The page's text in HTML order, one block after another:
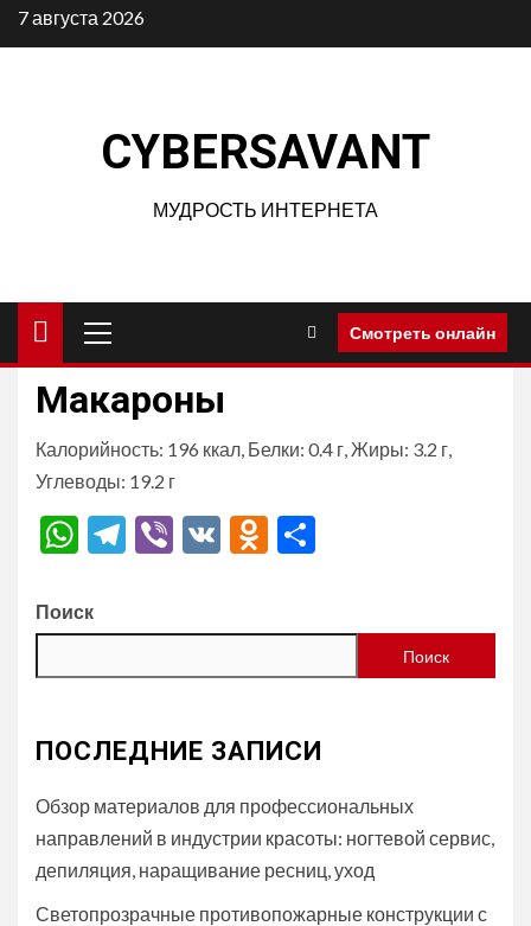
Перейти
к
7 августа 2026
CYBERSAVANT
МУДРОСТЬ ИНТЕРНЕТА
меню
Смотреть онлайн
Макароны
Калорийность: 196 ккал, Белки: 0.4 г, Жиры: 3.2 г,
Углеводы: 19.2 г
WhatsApp
Telegram
Viber
VK Odnoklassniki
Поиск
Поиск
ПОСЛЕДНИЕ ЗАПИСИ
Обзор материалов для профессиональных
направлений в индустрии красоты: ногтевой сервис,
депиляция, наращивание ресниц, уход
Светопрозрачные противопожарные конструкции с